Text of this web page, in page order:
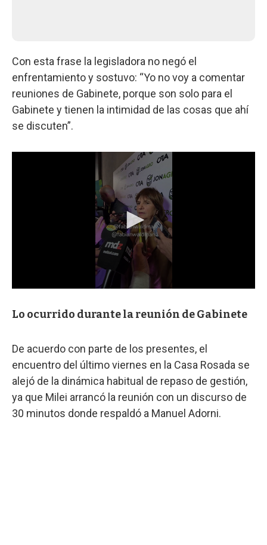
Con esta frase la legisladora no negó el
enfrentamiento y sostuvo: “Yo no voy a comentar
reuniones de Gabinete, porque son solo para el
Gabinete y tienen la intimidad de las cosas que ahí
se discuten”.
Lo ocurrido durante la reunión de Gabinete
De acuerdo con parte de los presentes, el
encuentro del último viernes en la Casa Rosada se
alejó de la dinámica habitual de repaso de gestión,
ya que Milei arrancó la reunión con un discurso de
30 minutos donde respaldó a Manuel Adorni.